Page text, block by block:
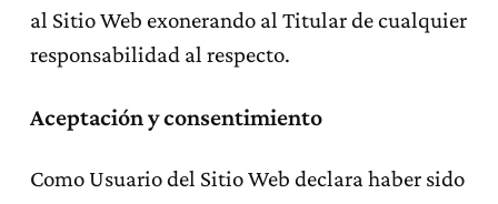
al Sitio Web exonerando al Titular de cualquier
responsabilidad al respecto.
Aceptación y consentimiento
Como Usuario del Sitio Web declara haber sido